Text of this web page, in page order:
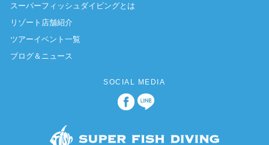
スーパーフィッシュダイビングとは
リゾート店舗紹介
ツアーイベント一覧
ブログ＆ニュース
SOCIAL MEDIA